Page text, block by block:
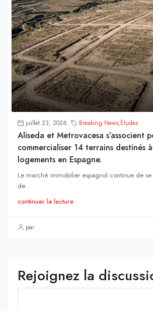
juillet 23, 2026 Breaking News,Études
Aliseda et Metrovacesa s’associent
commercialiser 14 terrains destinés
logements en Espagne.
Le marché immobilier espagnol continue de se
de...
continuer la lecture
par
Rejoignez la